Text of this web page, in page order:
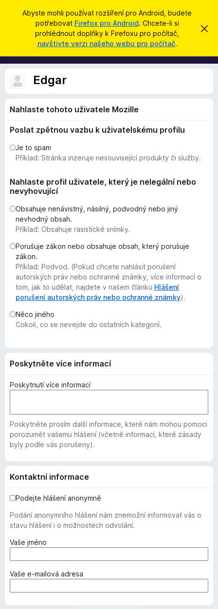
Abyste mohli používat rozšíření pro Android, budete
potřebovat Firefox pro Android. Chcete-li si
prohlédnout doplňky k Firefoxu pro počítač,
navštivte verzi našeho webu pro počítač.
S
D
o
l
d
p
o
l
e
č
F
r
e
f
x
Přihlásit se
a
Edgar
Nahlaste tohoto uživatele Mozille
Poslat zpětnou vazbu k uživatelskému profilu
Je to spam
Příklad: Stránka inzeruje nesouvisející produkty či služby.
Nahlaste profil uživatele, který je nelegální nebo
nevyhovující
Obsahuje nenávistný, násilný, podvodný nebo jiný
nevhodný obsah.
Příklad: Obsahuje rasistické snímky.
Porušuje zákon nebo obsahuje obsah, který porušuje
zákon.
Příklad: Podvod. (Pokud chcete nahlásit porušení
autorských práv nebo ochranné známky, více informací o
tom, jak to udělat, najdete v našem článku Hlášení
porušení autorských práv nebo ochranné známky).
Něco jiného
Cokoli, co se nevejde do ostatních kategorií.
Poskytněte více informací
Poskytnutí více informací
Poskytněte prosím další informace, které nám mohou pomoci
porozumět vašemu hlášení (včetně informací, které zásady
byly podle vás porušeny).
Kontaktní informace
Podejte hlášení anonymně
Podání anonymního hlášení nám znemožní informovat vás o
stavu hlášení i o možnostech odvolání.
Vaše jméno
y
ž
d
Vaše e-mailová adresa
y